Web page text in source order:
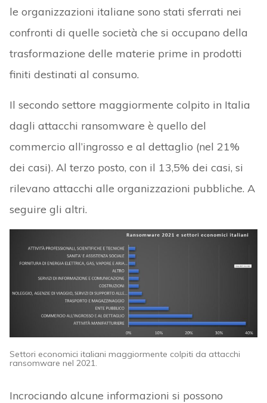
le organizzazioni italiane sono stati sferrati nei
confronti di quelle società che si occupano della
trasformazione delle materie prime in prodotti
finiti destinati al consumo.
Il secondo settore maggiormente colpito in Italia
dagli attacchi ransomware è quello del
commercio all’ingrosso e al dettaglio (nel 21%
dei casi). Al terzo posto, con il 13,5% dei casi, si
rilevano attacchi alle organizzazioni pubbliche. A
seguire gli altri.
Settori economici italiani maggiormente colpiti da attacchi
ransomware nel 2021.
Incrociando alcune informazioni si possono